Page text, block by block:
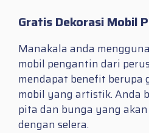
Gratis Dekorasi Mobil
Manakala anda
mobil pengantin dari
mendapat benefit berupa
mobil yang artistik. Anda
pita dan bunga yang
dengan selera.